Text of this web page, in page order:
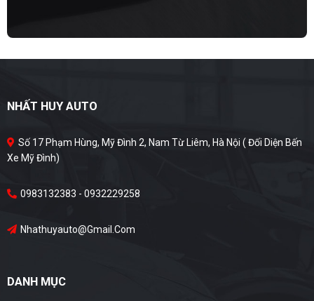
NHẤT HUY AUTO
Số 17 Phạm Hùng, Mỹ Đình 2, Nam Từ Liêm, Hà Nội ( Đối Diện Bến
Xe Mỹ Đình)
0983132383 - 0932229258
Nhathuyauto@gmail.com
DANH MỤC